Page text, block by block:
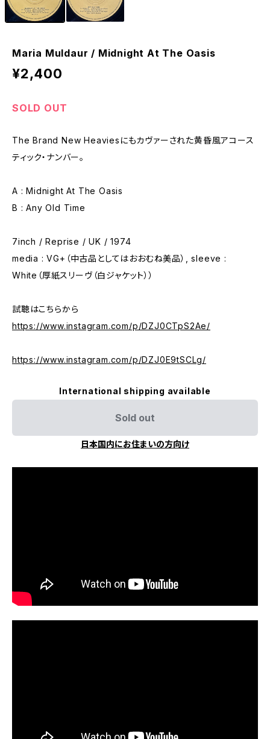
Maria Muldaur / Midnight At The Oasis
¥2,400
SOLD OUT
The Brand New Heaviesにもカヴァーされた黄昏風アコース
ティック・ナンバー。
A : Midnight At The Oasis
B : Any Old Time
7inch / Reprise / UK / 1974
media : VG+（中古品としてはおおむね美品）, sleeve :
White（厚紙スリーヴ（白ジャケット））
試聴はこちらから
https://www.instagram.com/p/DZJ0CTpS2Ae/
https://www.instagram.com/p/DZJ0E9tSCLg/
International shipping available
Sold out
日本国内にお住まいの方向け